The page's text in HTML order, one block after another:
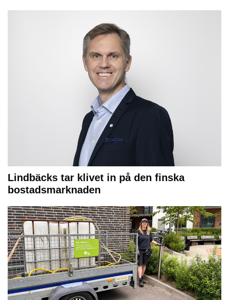
Lindbäcks tar klivet in på den finska
bostadsmarknaden